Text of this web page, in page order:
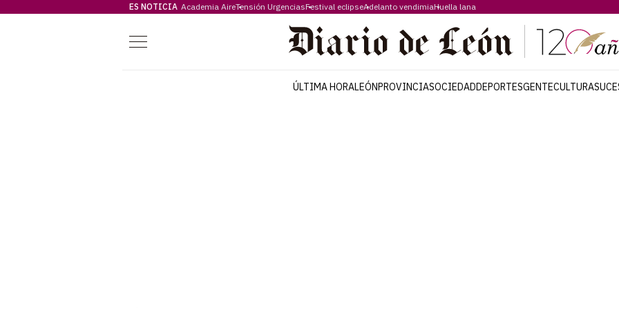
ES NOTICIA Academia AireTensión UrgenciasFestival eclipseAdelanto vendimiaHuella lana
Menú
ÚLTIMA HORALEÓNPROVINCIASOCIEDADDEPORTESGENTECULTURA